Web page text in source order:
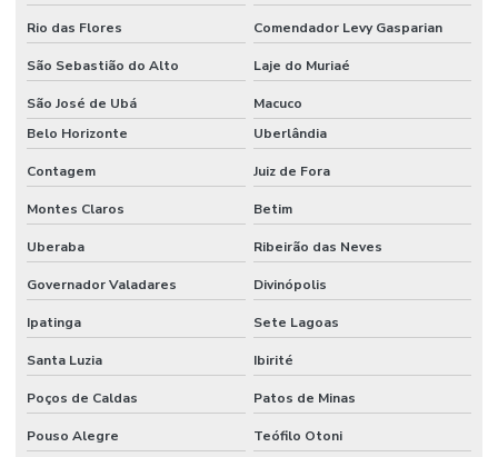
Sistema anti incêndio
Sistema de combate à incêndio
Sistema de combate a incêndio por agentes gasosos
Sistema de combate a incêndio automático
Sistema de combate a incêndio em coifas
Sistema de combate a incêndio em cozinha industrial
Sistema de combate a incêndio por espuma
Sistema de combate a incêndio hidrantes
Rio das Flores Comendador Levy Gasparian
São Sebastião do Alto Laje do Muriaé
São José de Ubá
Macuco
Belo Horizonte
Uberlândia
Contagem Juiz de Fora
Montes Claros Betim
Uberaba Ribeirão das Neves
Governador Valadares Divinópolis
Ipatinga Sete Lagoas
Santa Luzia Ibirité
Poços de Caldas Patos de Minas
Pouso Alegre Teófilo Otoni